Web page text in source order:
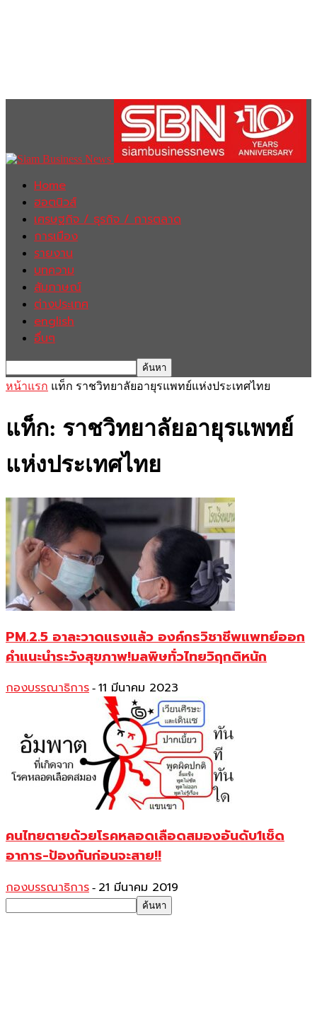
Home
ฮอตนิวส์
เศรษฐกิจ / ธุรกิจ / การตลาด
การเมือง
รายงาน
บทความ
สัมภาษณ์
ต่างประเทศ
english
อื่นๆ
หน้าแรก แท็ก ราชวิทยาลัยอายุรแพทย์แห่งประเทศไทย
แท็ก: ราชวิทยาลัยอายุรแพทย์
แห่งประเทศไทย
PM.2.5 อาละวาดแรงแล้ว องค์กรวิชาชีพแพทย์ออก
คำแนะนำระวังสุขภาพ!มลพิษทั่วไทยวิฤกติหนัก
กองบรรณาธิการ - 11 มีนาคม 2023
คนไทยตายด้วยโรคหลอดเลือดสมองอันดับ1เช็ด
อาการ-ป้องกันก่อนจะสาย!!
กองบรรณาธิการ - 21 มีนาคม 2019